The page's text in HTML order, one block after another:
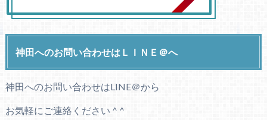
神田へのお問い合わせはＬＩＮＥ＠へ
神田へのお問い合わせはLINE＠から
お気軽にご連絡ください ^ ^